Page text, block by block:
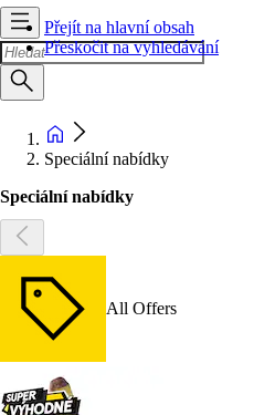
Přejít na hlavní obsah
Přeskočit na vyhledávání
Speciální nabídky
Speciální nabídky
All Offers